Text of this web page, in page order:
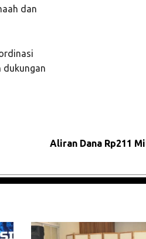
dan
dukungan
Aliran Dana Rp211